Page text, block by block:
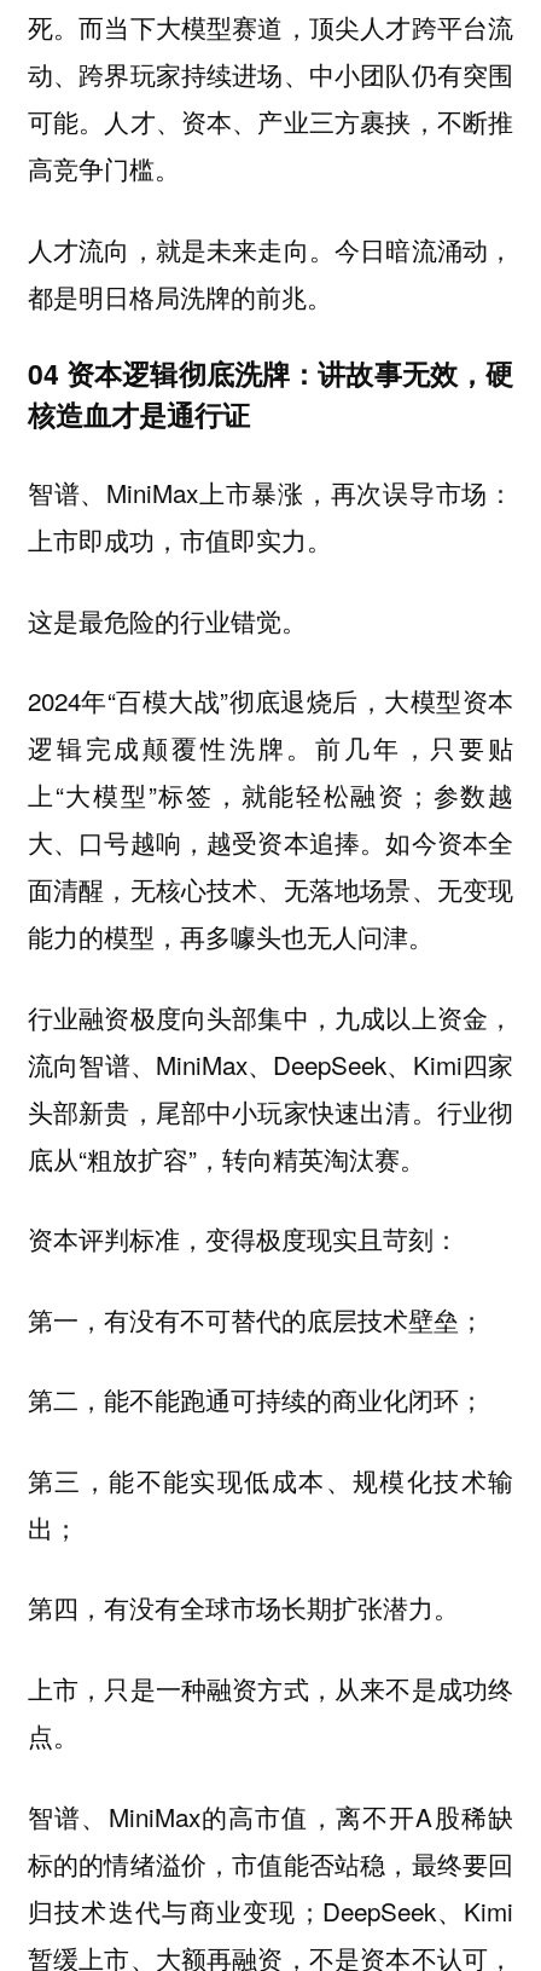
死。而当下大模型赛道，顶尖人才跨平台流
动、跨界玩家持续进场、中小团队仍有突围
可能。人才、资本、产业三方裹挟，不断推
高竞争门槛。
人才流向，就是未来走向。今日暗流涌动，
都是明日格局洗牌的前兆。
04 资本逻辑彻底洗牌：讲故事无效，硬
核造血才是通行证
智谱、MiniMax上市暴涨，再次误导市场：
上市即成功，市值即实力。
这是最危险的行业错觉。
2024年“百模大战”彻底退烧后，大模型资本
逻辑完成颠覆性洗牌。前几年，只要贴
上“大模型”标签，就能轻松融资；参数越
大、口号越响，越受资本追捧。如今资本全
面清醒，无核心技术、无落地场景、无变现
能力的模型，再多噱头也无人问津。
行业融资极度向头部集中，九成以上资金，
流向智谱、MiniMax、DeepSeek、Kimi四家
头部新贵，尾部中小玩家快速出清。行业彻
底从“粗放扩容”，转向精英淘汰赛。
资本评判标准，变得极度现实且苛刻：
第一，有没有不可替代的底层技术壁垒；
第二，能不能跑通可持续的商业化闭环；
第三，能不能实现低成本、规模化技术输
出；
第四，有没有全球市场长期扩张潜力。
上市，只是一种融资方式，从来不是成功终
点。
智谱、MiniMax的高市值，离不开A股稀缺
标的的情绪溢价，市值能否站稳，最终要回
归技术迭代与商业变现；DeepSeek、Kimi
暂缓上市、大额再融资，不是资本不认可，